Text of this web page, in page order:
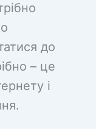
до
– це
і